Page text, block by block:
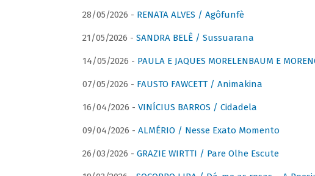
28/05/2026 - RENATA ALVES / Agôfunfè
21/05/2026 - SANDRA BELÊ / Sussuarana
14/05/2026 - PAULA E JAQUES MORELENBAUM E
07/05/2026 - FAUSTO FAWCETT / Animakina
16/04/2026 - VINÍCIUS BARROS / Cidadela
09/04/2026 - ALMÉRIO / Nesse Exato Momento
26/03/2026 - GRAZIE WIRTTI / Pare Olhe Escute